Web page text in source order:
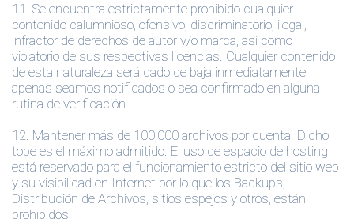
11. Se encuentra estrictamente prohibido cualquier
contenido calumnioso, ofensivo, discriminatorio, ilegal,
infractor de derechos de autor y/o marca, así como
violatorio de sus respectivas licencias. Cualquier contenido
de esta naturaleza será dado de baja inmediatamente
apenas seamos notificados o sea confirmado en alguna
rutina de verificación.
12. Mantener más de 100,000 archivos por cuenta. Dicho
tope es el máximo admitido. El uso de espacio de hosting
está reservado para el funcionamiento estricto del sitio web
y su visibilidad en Internet por lo que los Backups,
Distribución de Archivos, sitios espejos y otros, están
prohibidos.